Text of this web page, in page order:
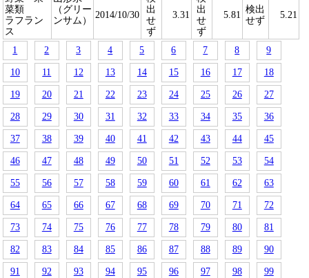
菜類
ラフラン
ス
（グリー
ンサム）
2014/10/30
出
せ
ず
3.31
出
せ
ず
5.81
検出
せず
5.21
1 2 3 4 5 6 7 8 9
10 11 12 13 14 15 16 17 18
19 20 21 22 23 24 25 26 27
28 29 30 31 32 33 34 35 36
37 38 39 40 41 42 43 44 45
46 47 48 49 50 51 52 53 54
55 56 57 58 59 60 61 62 63
64 65 66 67 68 69 70 71 72
73 74 75 76 77 78 79 80 81
82 83 84 85 86 87 88 89 90
91 92 93 94 95 96 97 98 99